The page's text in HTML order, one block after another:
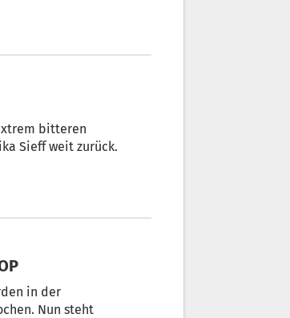
bitteren
Sieff weit zurück.
in der
Nun steht